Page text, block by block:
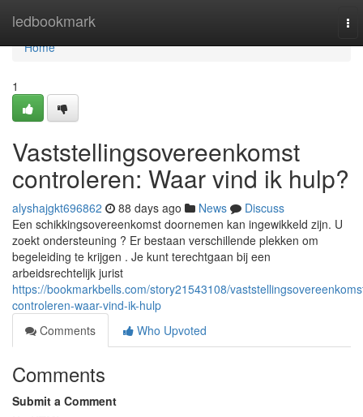
ledbookmark
Home
Home
1
Vaststellingsovereenkomst
controleren: Waar vind ik hulp?
alyshajgkt696862 88 days ago News
Discuss
Een schikkingsovereenkomst doornemen kan ingewikkeld zijn. U
zoekt ondersteuning ? Er bestaan verschillende plekken om
begeleiding te krijgen . Je kunt terechtgaan bij een
arbeidsrechtelijk jurist
https://bookmarkbells.com/story21543108/
controleren-waar-vind-ik-hulp
Comments
Who Upvoted
Comments
Submit a Comment